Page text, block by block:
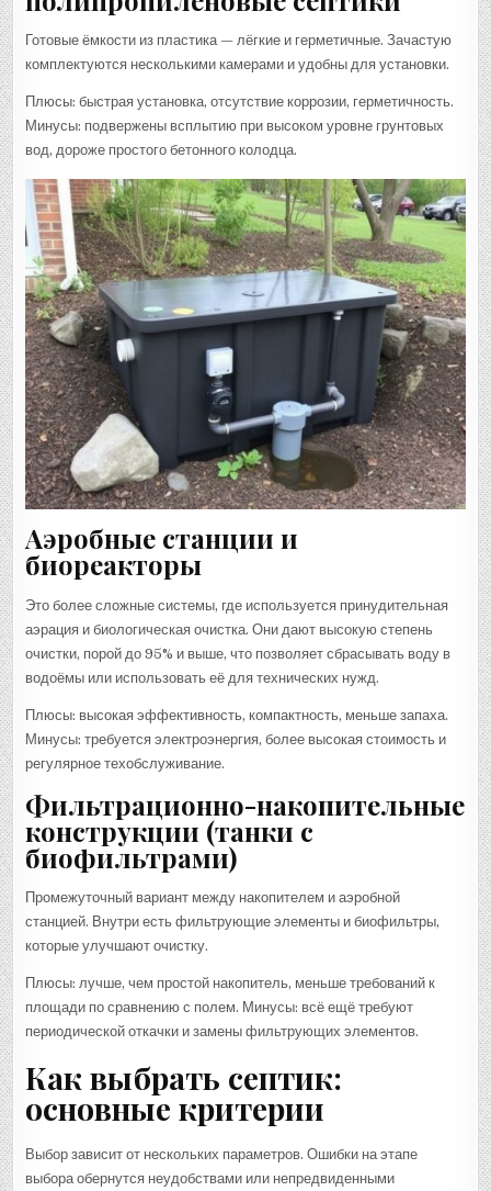
Готовые ёмкости из пластика — лёгкие и герметичные. Зачастую
комплектуются несколькими камерами и удобны для установки.
Плюсы: быстрая установка, отсутствие коррозии, герметичность.
Минусы: подвержены всплытию при высоком уровне грунтовых
вод, дороже простого бетонного колодца.
Аэробные станции и
биореакторы
Это более сложные системы, где используется принудительная
аэрация и биологическая очистка. Они дают высокую степень
очистки, порой до 95% и выше, что позволяет сбрасывать воду в
водоёмы или использовать её для технических нужд.
Плюсы: высокая эффективность, компактность, меньше запаха.
Минусы: требуется электроэнергия, более высокая стоимость и
регулярное техобслуживание.
Фильтрационно-накопительные
конструкции (танки с
биофильтрами)
Промежуточный вариант между накопителем и аэробной
станцией. Внутри есть фильтрующие элементы и биофильтры,
которые улучшают очистку.
Плюсы: лучше, чем простой накопитель, меньше требований к
площади по сравнению с полем. Минусы: всё ещё требуют
периодической откачки и замены фильтрующих элементов.
Как выбрать септик:
основные критерии
Выбор зависит от нескольких параметров. Ошибки на этапе
выбора обернутся неудобствами или непредвиденными